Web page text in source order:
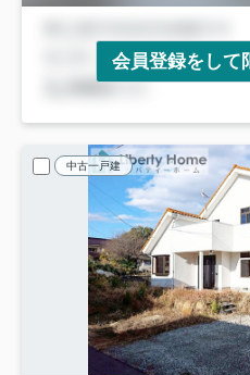
会員登録をして
中古一戸建